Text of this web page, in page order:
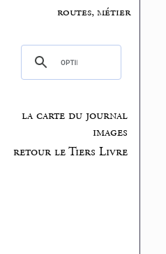
routes, métier
la carte du journal
images
retour le Tiers Livre